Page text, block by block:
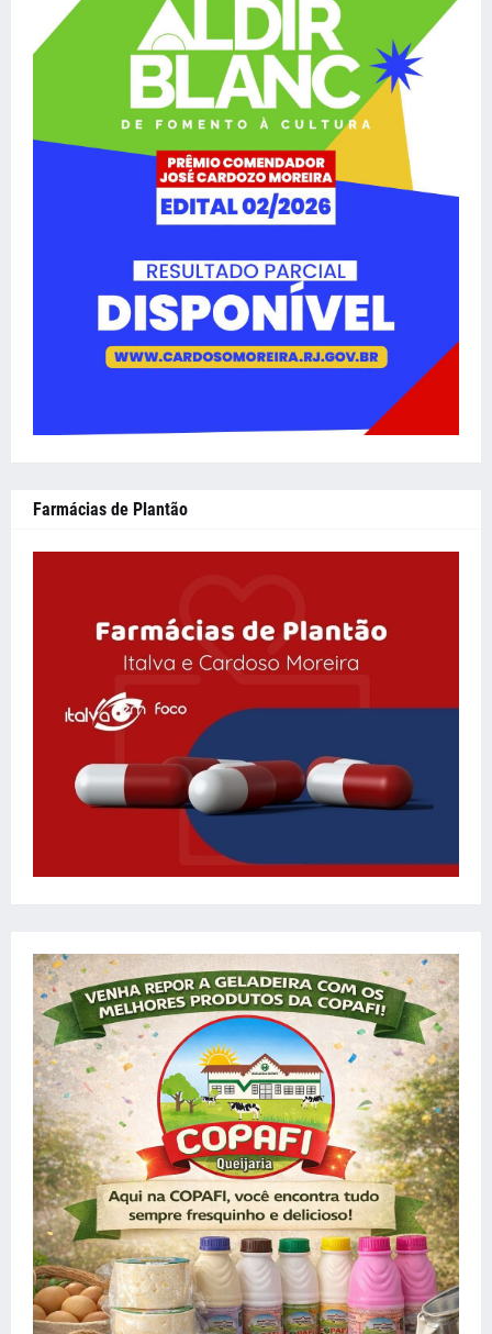
Farmácias de Plantão